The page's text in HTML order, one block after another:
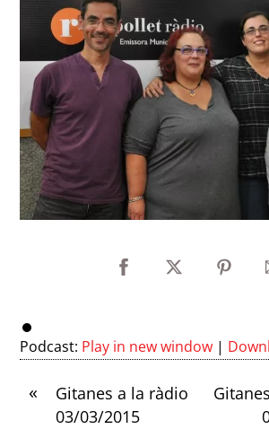
Podcast: Play in new window |
«
Gitanes a la ràdio
03/03/2015